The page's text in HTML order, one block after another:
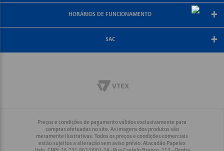
Formas de Pagamento
Central de Atendimento
Troca e Devolução
Política de Frete Grátis
Compra Segura
HORÁRIOS DE FUNCIONAMENTO +
08:30 às 18:00
SAC +
Preços e condições de pagamento válidos exclusivamente para
compras efetuadas no site. As imagens dos produtos são
meramente ilustrativas. Todos os preços e condições comerciais
estão sujeitos a alteração sem aviso prévio. Atacadão Papelex